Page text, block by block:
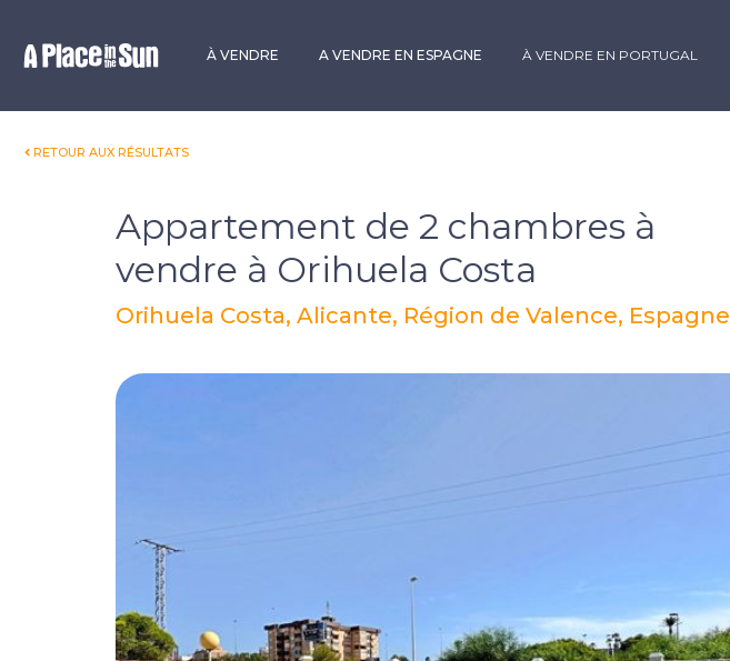
À VENDRE A VENDRE EN ESPAGNE À VENDRE EN PORTUGAL
RETOUR AUX RÉSULTATS
Appartement de 2 chambres à
vendre à Orihuela Costa
Orihuela Costa, Alicante, Région de Valence, Espagne